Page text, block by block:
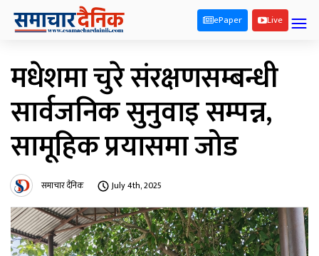
ePaper Live
मधेशमा चुरे संरक्षणसम्बन्धी
सार्वजनिक सुनुवाइ सम्पन्न,
सामूहिक प्रयासमा जोड
समाचार दैनिक July 4th, 2025